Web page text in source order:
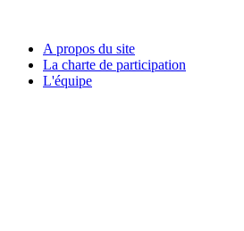
A propos du site
La charte de participation
L'équipe